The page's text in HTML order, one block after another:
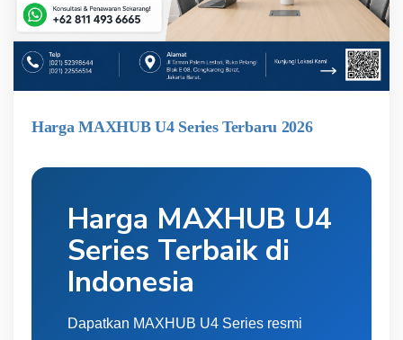
Harga MAXHUB U4 Series Terbaru 2026
Harga MAXHUB U4
Series Terbaik di
Indonesia
Dapatkan MAXHUB U4 Series resmi